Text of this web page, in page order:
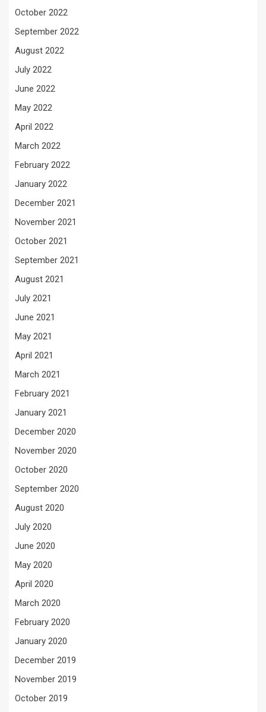
October 2022
September 2022
August 2022
July 2022
June 2022
May 2022
April 2022
March 2022
February 2022
January 2022
December 2021
November 2021
October 2021
September 2021
August 2021
July 2021
June 2021
May 2021
April 2021
March 2021
February 2021
January 2021
December 2020
November 2020
October 2020
September 2020
August 2020
July 2020
June 2020
May 2020
April 2020
March 2020
February 2020
January 2020
December 2019
November 2019
October 2019